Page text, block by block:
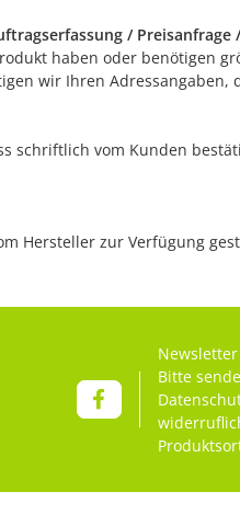
/ Preisanfrage
haben oder benötigen
wir Ihren
schriftlich vom Kunden
Hersteller zur Verfügung
Bitte